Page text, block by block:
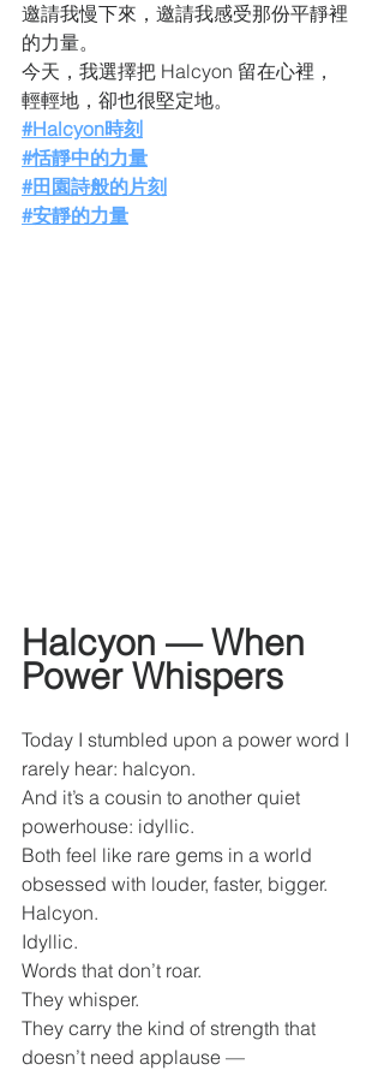
邀請我慢下來，邀請我感受那份平靜裡
的力量。
今天，我選擇把 Halcyon 留在心裡，
輕輕地，卻也很堅定地。
#Halcyon時刻
#恬靜中的力量
#田園詩般的片刻
#安靜的力量
Halcyon — When
Power Whispers
Today I stumbled upon a power word I
rarely hear: halcyon.
And it’s a cousin to another quiet
powerhouse: idyllic.
Both feel like rare gems in a world
obsessed with louder, faster, bigger.
Halcyon.
Idyllic.
Words that don’t roar.
They whisper.
They carry the kind of strength that
doesn’t need applause —